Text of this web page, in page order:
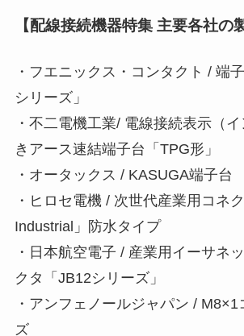
【配線接続機器特集 主要各社の
・フエニックス・コンタクト / 端
シリーズ」
・不二電機工業/ 電線接続表示（
きアース速結端子台「TPG形」
・オータックス / KASUGA端子台
・ヒロセ電機 / 次世代産業用コネ
Industrial」防水タイプ
・日本航空電子 / 産業用イーサネ
クタ「JB12シリーズ」
・アンフェノールジャパン /
ズ